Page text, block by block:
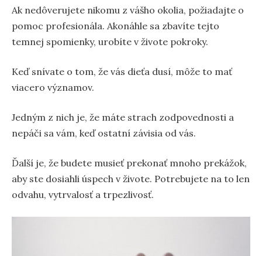
Ak nedôverujete nikomu z vášho okolia, požiadajte o
pomoc profesionála. Akonáhle sa zbavíte tejto
temnej spomienky, urobíte v živote pokroky.
Keď snívate o tom, že vás dieťa dusí, môže to mať
viacero významov.
Jedným z nich je, že máte strach zodpovednosti a
nepáči sa vám, keď ostatní závisia od vás.
Ďalší je, že budete musieť prekonať mnoho prekážok,
aby ste dosiahli úspech v živote. Potrebujete na to len
odvahu, vytrvalosť a trpezlivosť.